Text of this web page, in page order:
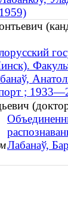
1959)
;
Лабанаў,